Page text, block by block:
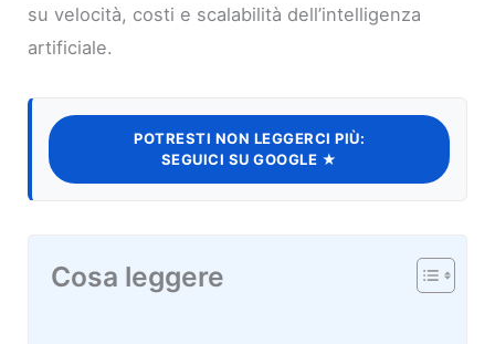
su velocità, costi e scalabilità dell’intelligenza
artificiale.
POTRESTI NON LEGGERCI PIÙ:
SEGUICI SU GOOGLE ★
Cosa leggere